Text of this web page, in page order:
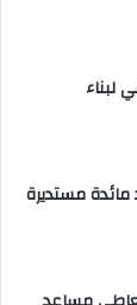
لبناء
مستديرة